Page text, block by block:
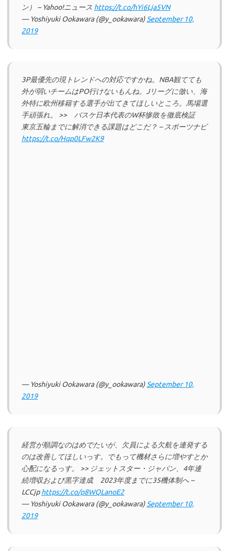
ン） – Yahoo!ニュース https://t.co/hYi6Lja5VN
— Yoshiyuki Ookawara (@y_ookawara) September 10,
2019
3P最優先の現トレンドへの対応ですかね。NBA観てても
外が弱いチームはPO行けないもんね。Jリーグに倣い、海
外特に欧州移籍する選手が出てきてほしいところ。馬場選
手頑張れ。 >> バスケ日本代表のW杯惨敗を徹底検証
東京五輪までに解消できる課題はどこだ？ – スポーツナビ
https://t.co/Hqp0LFw2K9
— Yoshiyuki Ookawara (@y_ookawara) September 10,
2019
経営が順調なのはめでたいが、欠員による欠航を連発する
のは改善してほしいっす。でもって機材さらに増やすとか
心配になるっす。 >> ジェットスター・ジャパン、4年連
続増収および黒字達成 2023年度までに35機体制へ –
LCCjphttps://t.co/p8WQLanoE2
— Yoshiyuki Ookawara (@y_ookawara) September 10,
2019